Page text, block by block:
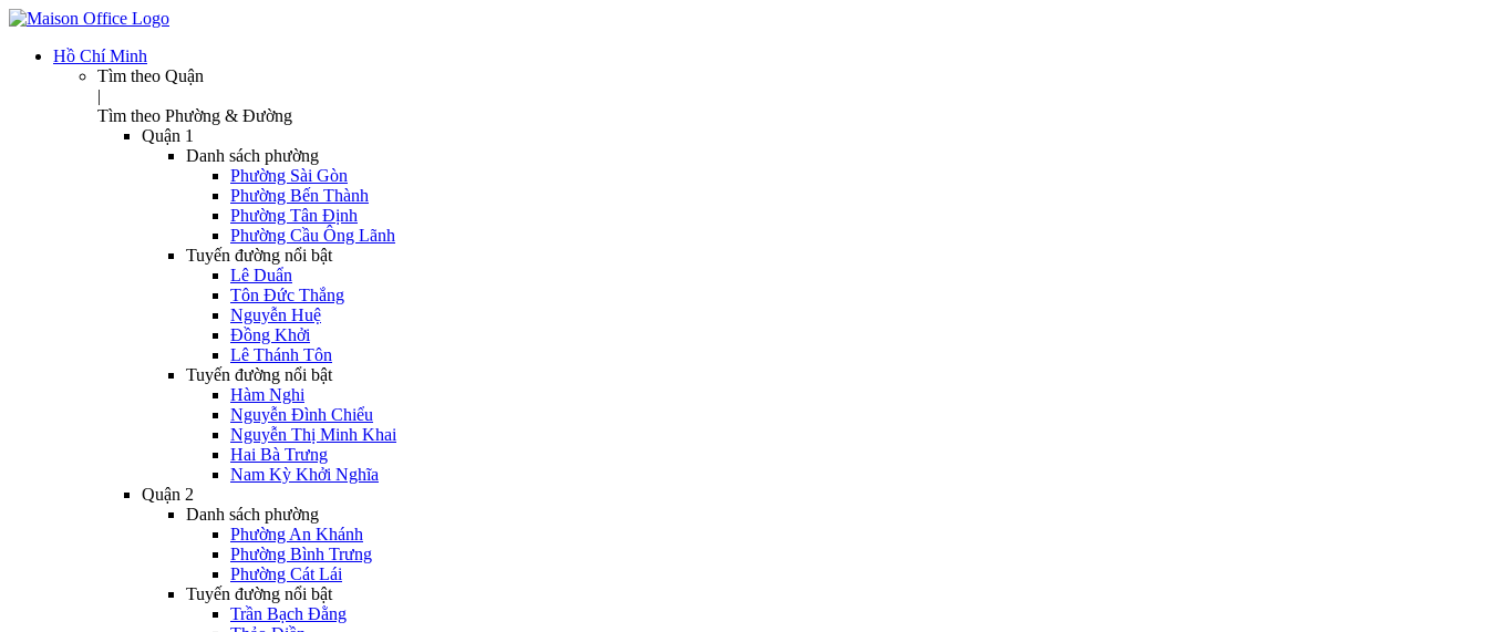
Hồ Chí Minh
Tìm theo Quận
|
Tìm theo Phường & Đường
Quận 1
Danh sách phường
Phường Sài Gòn
Phường Bến Thành
Phường Tân Định
Phường Cầu Ông Lãnh
Tuyến đường nổi bật
Lê Duẩn
Tôn Đức Thắng
Nguyễn Huệ
Đồng Khởi
Lê Thánh Tôn
Tuyến đường nổi bật
Hàm Nghi
Nguyễn Đình Chiểu
Nguyễn Thị Minh Khai
Hai Bà Trưng
Nam Kỳ Khởi Nghĩa
Quận 2
Danh sách phường
Phường An Khánh
Phường Bình Trưng
Phường Cát Lái
Tuyến đường nổi bật
Trần Bạch Đằng